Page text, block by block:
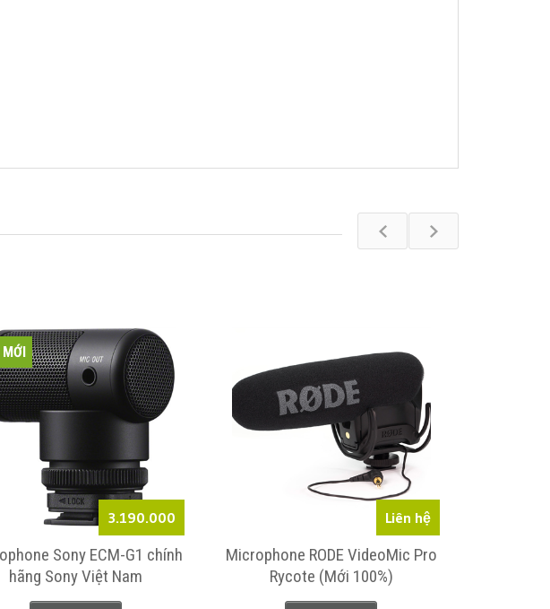
3.190.000
MỚI
Sony ECM-G1 chính
hãng Sony Việt Nam
Liên hệ
Microphone RODE VideoMic Pro
Rycote (Mới 100%)